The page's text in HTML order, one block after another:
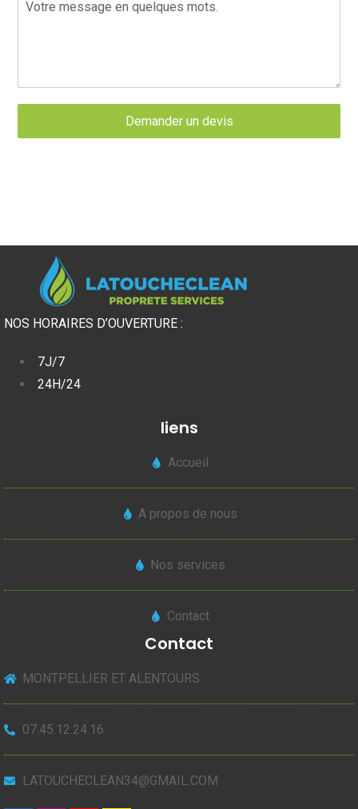
Votre message en quelques mots.
Demander un devis
NOS HORAIRES D’OUVERTURE :
7J/7
24H/24
liens
Accueil
A propos de nous
Nos services
Contact
Contact
MONTPELLIER ET ALENTOURS
07.45.12.24.16
LATOUCHECLEAN34@GMAIL.COM